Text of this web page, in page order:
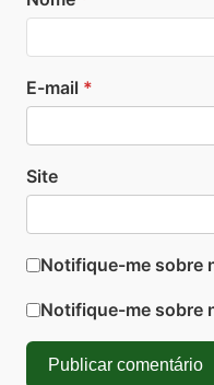
E-mail *
Site
Notifique-me sobre
Notifique-me sobre
Publicar comentário